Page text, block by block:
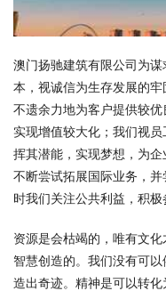
澳门扬驰建筑有限公司为
本，视诚信为生存发展的
不遗余力地为客户提供较
实现增值较大化；我们视
挥其潜能，实现梦想，为企
不断尝试拓展国际业务，
时我们关注公共利益，积极
资源是会枯竭的，唯有文
智慧创造的。我们没有可
造出奇迹。精神是可以转